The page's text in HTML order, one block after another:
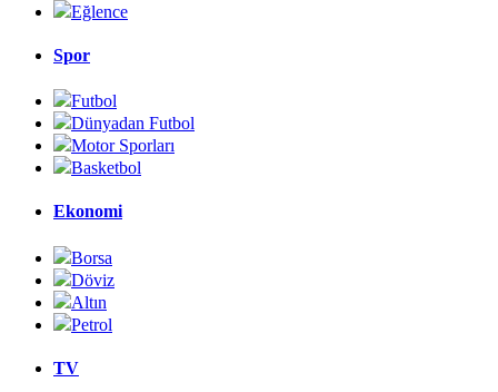
Eğlence
Spor
Futbol
Dünyadan Futbol
Motor Sporları
Basketbol
Ekonomi
Borsa
Döviz
Altın
Petrol
TV